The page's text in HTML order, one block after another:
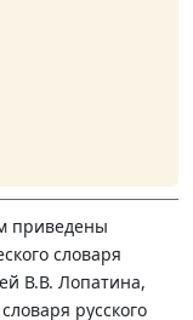
приведены
словаря
В.В. Лопатина,
русского